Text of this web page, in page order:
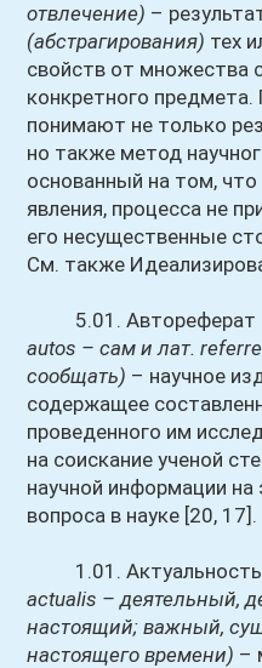
отвлечение) –
(абстрагирования) тех
свойств от множества
конкретного предмета.
понимают не только
но также метод
основанный на том, что
явления, процесса не
его несущественные
См. также
5.01. Автореферат
autos – сам и лат.
сообщать) – научное
содержащее
проведенного им
на соискание ученой
научной информации на
вопроса в науке [20, 17].
1.01. Актуальность
actualis – деятельный,
настоящий; важный,
настоящего времени) –